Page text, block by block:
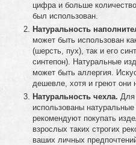
цифра и больше
был использован.
Натуральность
может быть использован
(шерсть, пух), так и его
синтепон). Натуральные
может быть аллергия.
дешевле, хотя и греют они
Натуральность чехла. Для
использованы
рекомендуют покупать
взрослых таких строгих
ваших личных